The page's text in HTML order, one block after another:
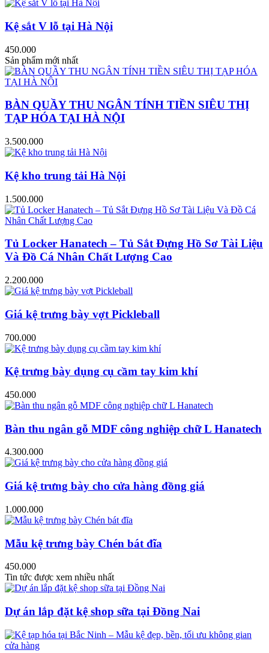
Kệ sắt V lỗ tại Hà Nội
450.000
Sản phẩm mới nhất
BÀN QUẦY THU NGÂN TÍNH TIỀN SIÊU THỊ
TẠP HÓA TẠI HÀ NỘI
3.500.000
Kệ kho trung tải Hà Nội
1.500.000
Tủ Locker Hanatech – Tủ Sắt Đựng Hồ Sơ Tài Liệu
Và Đồ Cá Nhân Chất Lượng Cao
2.200.000
Giá kệ trưng bày vợt Pickleball
700.000
Kệ trưng bày dụng cụ cầm tay kim khí
450.000
Bàn thu ngân gỗ MDF công nghiệp chữ L Hanatech
4.300.000
Giá kệ trưng bày cho cửa hàng đồng giá
1.000.000
Mẫu kệ trưng bày Chén bát đĩa
450.000
Tin tức được xem nhiều nhất
Dự án lắp đặt kệ shop sữa tại Đồng Nai